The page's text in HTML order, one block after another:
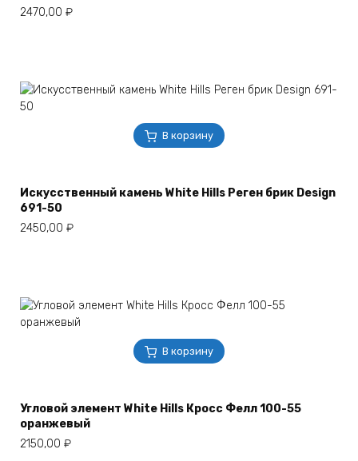
2470,00 ₽
В корзину
Искусственный камень White Hills Реген брик Design
691-50
2450,00 ₽
В корзину
Угловой элемент White Hills Кросс Фелл 100-55
оранжевый
2150,00 ₽